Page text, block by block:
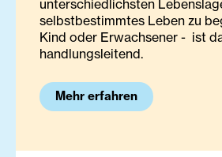
unterschiedlichsten
selbstbestimmtes Leben zu
Kind oder Erwachsener - ist
handlungsleitend.
Mehr erfahren